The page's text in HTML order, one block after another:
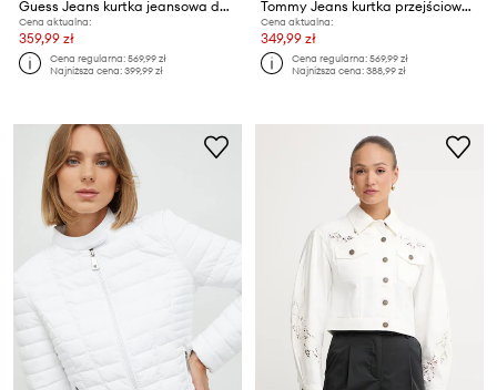
Guess Jeans kurtka jeansowa damska z bawełną
Cena aktualna:
359,99 zł
Cena regularna:569,99 zł
Najniższa cena:399,99 zł
Tommy Jeans kurtka przejściowa damska bawełniana
Cena aktualna:
349,99 zł
Cena regularna:569,99 zł
Najniższa cena:388,99 zł